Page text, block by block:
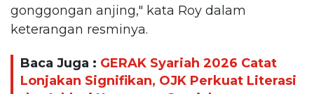
gonggongan anjing," kata Roy dalam
keterangan resminya.
Baca Juga : GERAK Syariah 2026 Catat
Lonjakan Signifikan, OJK Perkuat Literasi